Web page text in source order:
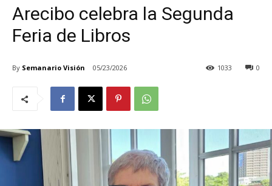
Arecibo celebra la Segunda
Feria de Libros
By Semanario Visión 05/23/2026 0
1033